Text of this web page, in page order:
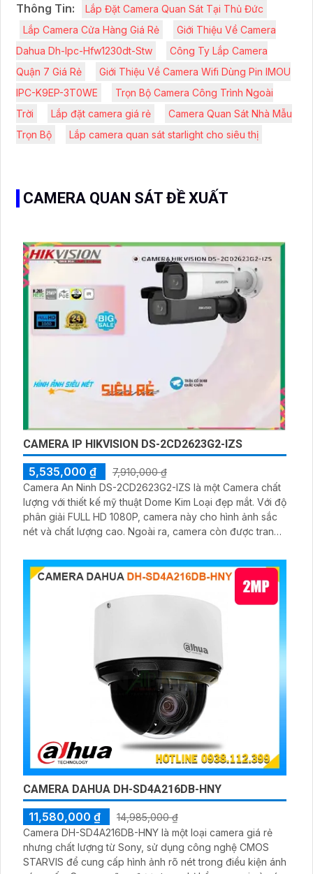
Thông Tin:
Lắp Đặt Camera Quan Sát Tại Thủ Đức
Lắp Camera Cửa Hàng Giá Rẻ
Giới Thiệu Về Camera
Dahua Dh-Ipc-Hfw1230dt-Stw
Công Ty Lắp Camera
Quận 7 Giá Rẻ
Giới Thiệu Về Camera Wifi Dùng Pin IMOU
IPC-K9EP-3T0WE
Trọn Bộ Camera Công Trình Ngoài
Trời
Lắp đặt camera giá rẻ
Camera Quan Sát Nhà Mẫu
Trọn Bộ
Lắp camera quan sát starlight cho siêu thị
CAMERA QUAN SÁT ĐỀ XUẤT
CAMERA IP HIKVISION DS-2CD2623G2-IZS
5,535,000 ₫
7,910,000 ₫
Camera An Ninh DS-2CD2623G2-IZS là một Camera chất
lượng với thiết kế mỹ thuật Dome Kim Loại đẹp mắt. Với độ
phân giải FULL HD 1080P, camera này cho hình ảnh sắc
nét và chất lượng cao. Ngoài ra, camera còn được trang
mạng internet
CAMERA DAHUA DH-SD4A216DB-HNY
11,580,000 ₫
14,985,000 ₫
Camera DH-SD4A216DB-HNY là một loại camera giá rẻ
nhưng chất lượng từ Sony, sử dụng công nghệ CMOS
STARVIS để cung cấp hình ảnh rõ nét trong điều kiện ánh